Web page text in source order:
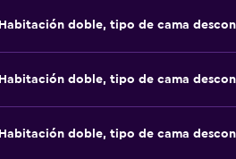
Habitación doble, tipo de cama
Habitación doble, tipo de cama
Habitación doble, tipo de cama